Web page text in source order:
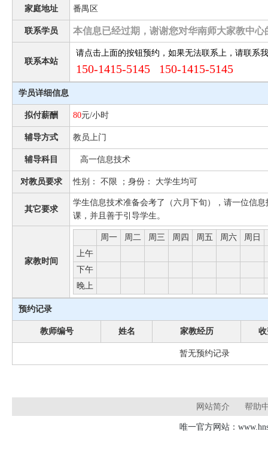
家庭地址 番禺区
联系学员 本信息已经过期，谢谢您对华南师大家教中心
联系本站
请点击上面的按钮预约，如果无法联系上，请联系
150-1415-5145 150-1415-5145
学员详细信息
拟付薪酬 80元/小时
辅导方式 教员上门
辅导科目 高一信息技术
对教员要求 性别： 不限 ；身份： 大学生均可
其它要求
学生信息技术准备会考了（六月下旬），请一位信
课，并且善于引导学生。
家教时间
周一 周二 周三 周四 周五 周六 周日
上午
下午
晚上
预约记录
教师编号 姓名 家教经历
暂无预约记录
网站简介 帮助
唯一官方网站：